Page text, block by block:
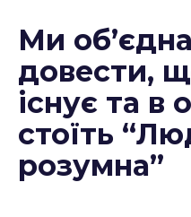
Ми
довести,
існує та в
стоїть
розумна”